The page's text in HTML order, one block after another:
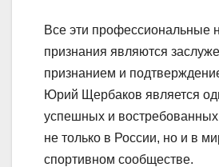
Все эти профессиональные
признания являются
признанием и
Юрий Щербаков является
успешных и
не только в России, но и в
спортивном сообществе.